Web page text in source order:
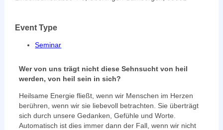
Event Type
Seminar
Wer von uns trägt nicht diese Sehnsucht von heil
werden, von heil sein in sich?
Heilsame Energie fließt, wenn wir Menschen im Herzen
berühren, wenn wir sie liebevoll betrachten. Sie überträgt
sich durch unsere Gedanken, Gefühle und Worte.
Automatisch ist dies immer dann der Fall, wenn wir nicht